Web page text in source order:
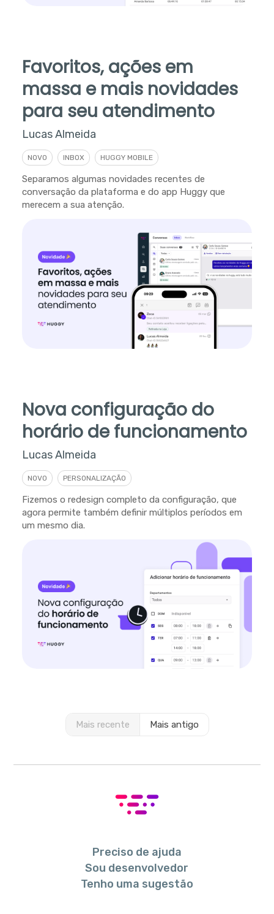
Favoritos, ações em
massa e mais novidades
para seu atendimento
Lucas Almeida
NOVO INBOX HUGGY MOBILE
Separamos algumas novidades recentes de
conversação da plataforma e do app Huggy que
merecem a sua atenção.
Nova configuração do
horário de funcionamento
Lucas Almeida
NOVO PERSONALIZAÇÃO
Fizemos o redesign completo da configuração, que
agora permite também definir múltiplos períodos em
um mesmo dia.
Mais recente Mais antigo
Preciso de ajuda
Sou desenvolvedor
Tenho uma sugestão